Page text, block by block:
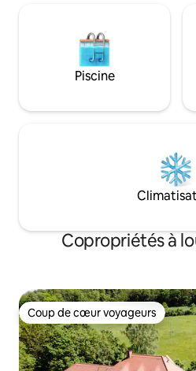
Piscine
Copropriétés à
Coup de cœur voyageurs
Coup de cœur voyageurs